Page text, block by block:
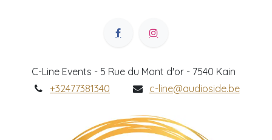
C-Line Events - 5 Rue du Mont d'or - 7540 Kain
+32477381340
c-line@audioside.be